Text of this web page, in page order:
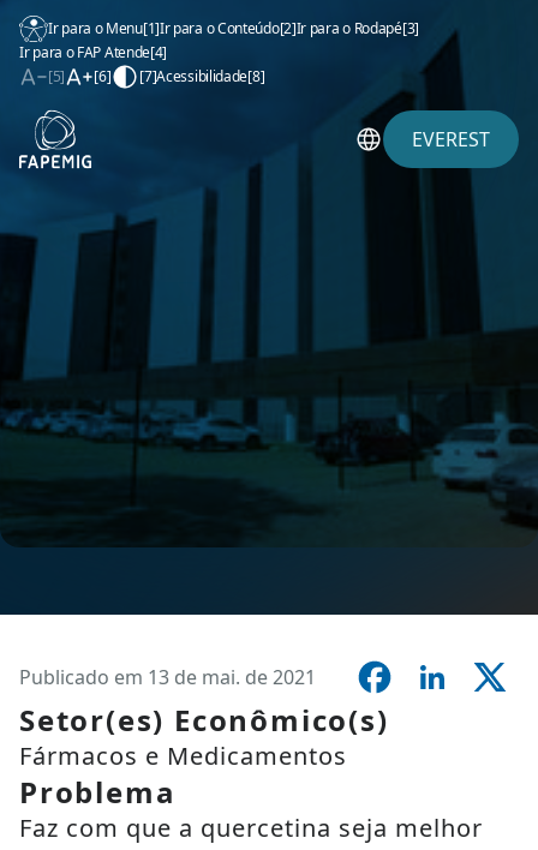
Ir para o Menu[1]Ir para o Conteúdo[2]Ir para o Rodapé[3]
Ir para o FAP Atende[4]
[5]
[6] [7]Acessibilidade[8]
EVEREST
Publicado em 13 de mai. de 2021
Setor(es) Econômico(s)
Fármacos e Medicamentos
Problema
Faz com que a quercetina seja melhor